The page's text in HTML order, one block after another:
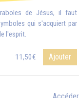
de Jésus, il faut
qui s'acquiert par
l'esprit.
11,50€ Ajouter